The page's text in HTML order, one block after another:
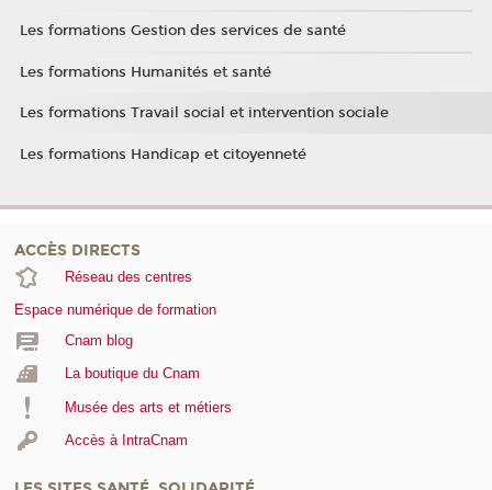
Les formations Gestion des services de santé
Les formations Humanités et santé
Les formations Travail social et intervention sociale
Les formations Handicap et citoyenneté
ACCÈS DIRECTS
Réseau des centres
Espace numérique de formation
Cnam blog
La boutique du Cnam
Musée des arts et métiers
Accès à IntraCnam